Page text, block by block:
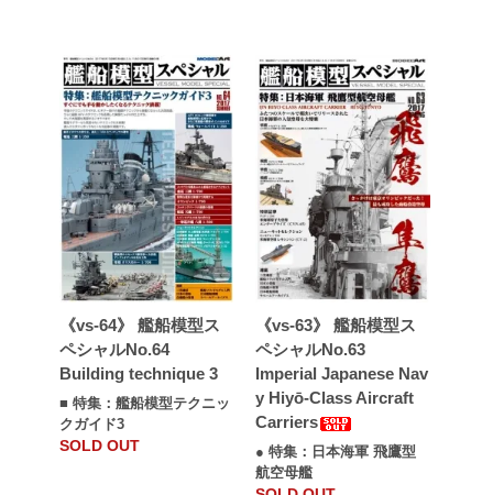
《vs-64》 艦船模型ス
ペシャルNo.64
Building technique 3
■ 特集：艦船模型テクニッ
クガイド3
SOLD OUT
《vs-63》 艦船模型ス
ペシャルNo.63
Imperial Japanese Nav
y Hiyō-Class Aircraft
Carriers
● 特集：日本海軍 飛鷹型
航空母艦